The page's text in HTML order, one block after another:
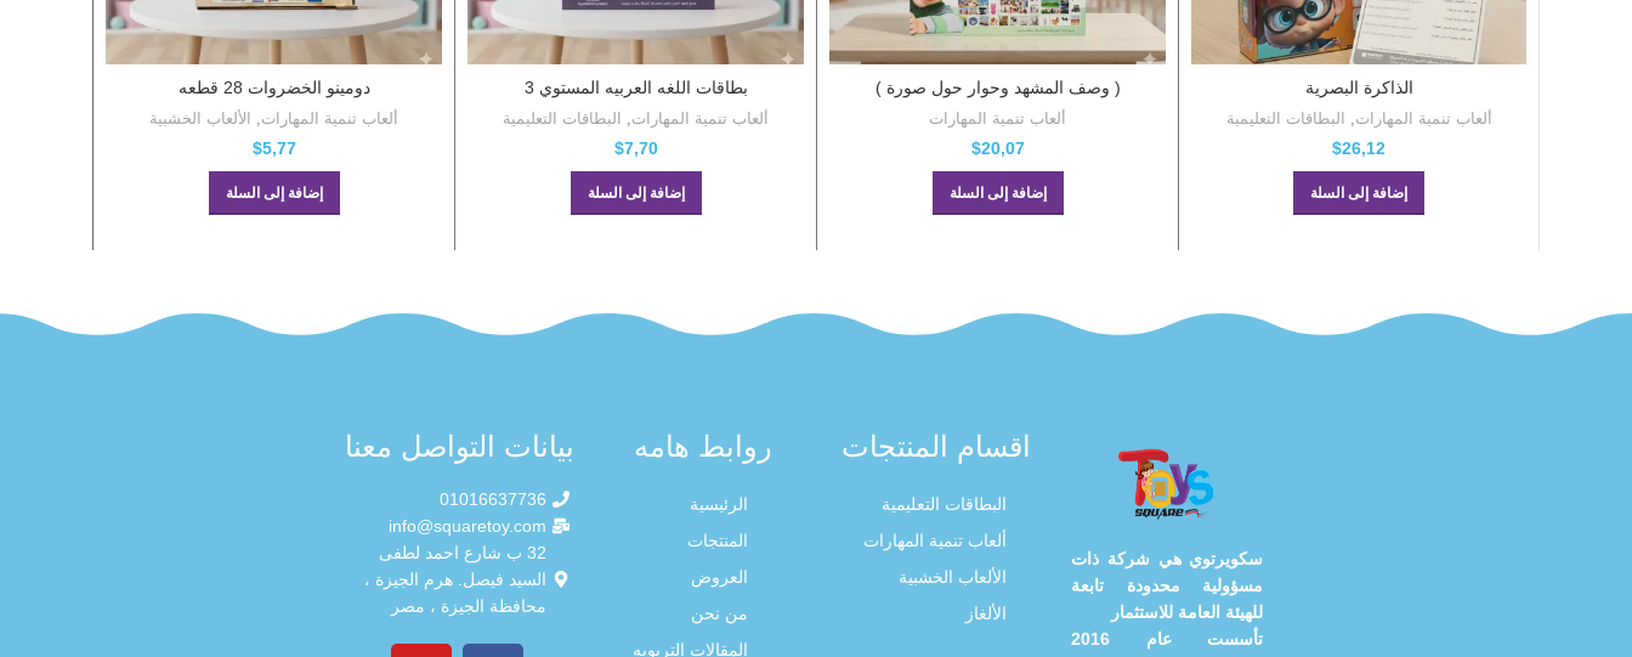
الذاكرة البصرية
ألعاب تنمية المهارات البطاقات التعليمية
$26,12
إضافة إلى السلة
( وصف المشهد وحوار حول صورة )
ألعاب تنمية المهارات
$20,07
إضافة إلى السلة
بطاقات اللغه العربيه المستوي 3
ألعاب تنمية المهارات, البطاقات التعليمية
$7,70
إضافة إلى السلة
دومينو الخضروات 28 قطعه
ألعاب تنمية المهارات, الألعاب الخشبية
$5,77
إضافة إلى السلة
سكويرتوي هي شركة ذات
مسؤولية محدودة تابعة
للهيئة العامة للاستثمار
تأسست عام 2016
اقسام المنتجات
البطاقات التعليمية
ألعاب تنمية المهارات
الألعاب الخشبية
الألغاز
روابط هامه
الرئيسية
المنتجات
العروض
من نحن
المقالات التربويه
بيانات التواصل معنا
01016637736
info@squaretoy.com
32 ب شارع احمد لطفى
السيد فيصل. هرم الجيزة ،
محافظة الجيزة ، مصر